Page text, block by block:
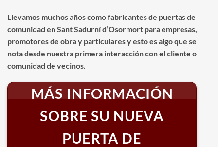
Llevamos muchos años como fabricantes de puertas de
comunidad en Sant Sadurní d’Osormort para empresas,
promotores de obra y particulares y esto es algo que se
nota desde nuestra primera interacción con el cliente o
comunidad de vecinos.
MÁS INFORMACIÓN
SOBRE SU NUEVA
PUERTA DE